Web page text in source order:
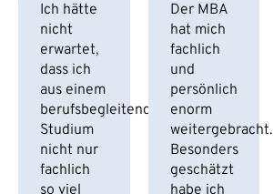
Ich hätte
nicht
erwartet,
dass ich
aus einem
berufsbegleitenden
Studium
nicht nur
fachlich
Der MBA
hat mich
fachlich
und
persönlich
enorm
weitergebracht.
Besonders
geschätzt